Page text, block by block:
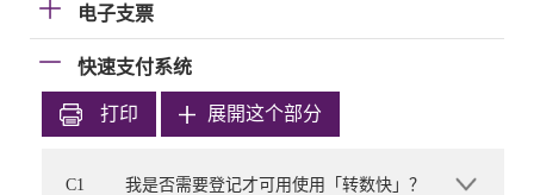
电子支票
快速支付系统
打印 展開这个部分
C1 我是否需要登记才可用使用「转数快」？